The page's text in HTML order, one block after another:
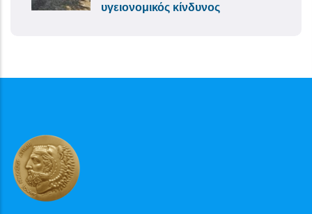
υγειονομικός κίνδυνος